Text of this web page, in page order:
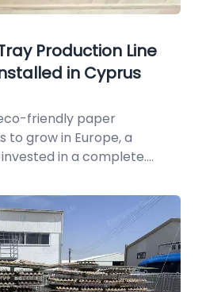
Production Line
in Cyprus
friendly paper
to grow in Europe, a
in a complete....